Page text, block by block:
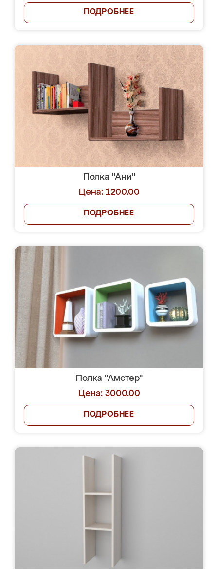
ПОДРОБНЕЕ
Полка "Ани"
Цена: 1200.00
ПОДРОБНЕЕ
Полка "Амстер"
Цена: 3000.00
ПОДРОБНЕЕ